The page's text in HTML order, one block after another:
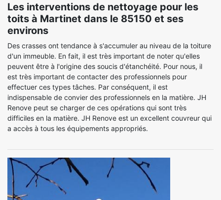
Les interventions de nettoyage pour les
toits à Martinet dans le 85150 et ses
environs
Des crasses ont tendance à s'accumuler au niveau de la toiture
d'un immeuble. En fait, il est très important de noter qu'elles
peuvent être à l'origine des soucis d'étanchéité. Pour nous, il
est très important de contacter des professionnels pour
effectuer ces types tâches. Par conséquent, il est
indispensable de convier des professionnels en la matière. JH
Renove peut se charger de ces opérations qui sont très
difficiles en la matière. JH Renove est un excellent couvreur qui
a accès à tous les équipements appropriés.